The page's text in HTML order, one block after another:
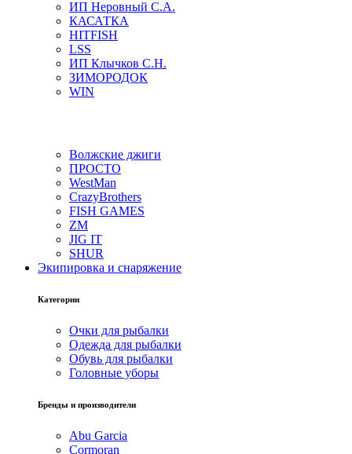
ИП Неровный С.А.
КАСАТКА
HITFISH
LSS
ИП Клычков С.Н.
ЗИМОРОДОК
WIN
Волжские джиги
ПРОСТО
WestMan
CrazyBrothers
FISH GAMES
ZM
JIG IT
SHUR
Экипировка и снаряжение
Категории
Очки для рыбалки
Одежда для рыбалки
Обувь для рыбалки
Головные уборы
Бренды и производители
Abu Garcia
Cormoran